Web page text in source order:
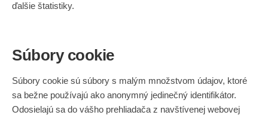
ďalšie štatistiky.
Súbory cookie
Súbory cookie sú súbory s malým množstvom údajov, ktoré
sa bežne používajú ako anonymný jedinečný identifikátor.
Odosielajú sa do vášho prehliadača z navštívenej webovej